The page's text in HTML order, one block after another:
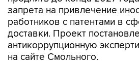
запрета на привлечение
работников с патентами в
доставки. Проект
антикоррупционную
на сайте Смольного.